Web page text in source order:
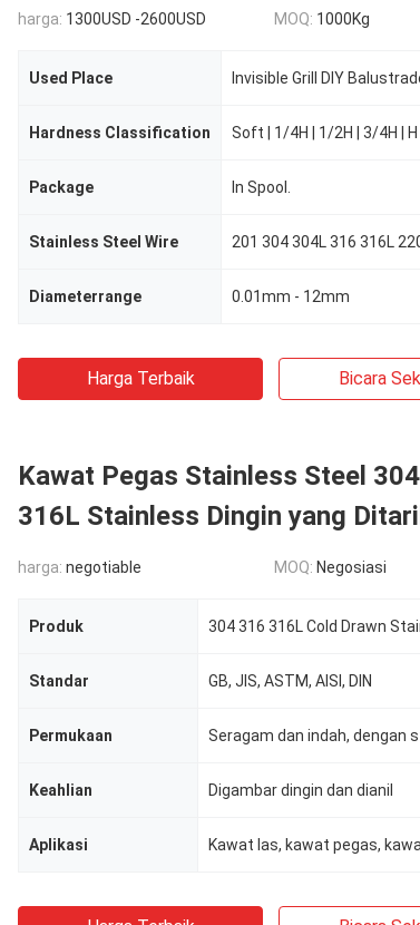
harga: 1300USD -2600USD MOQ: 1000Kg
Used Place Invisible Grill DIY
Hardness Classification Soft | 1/4H | 1/2H | 3/4H | H
Package In Spool.
Stainless Steel Wire
Diameterrange 0.01mm - 12mm
Harga Terbaik Bicara
Kawat Pegas Stainless Steel
316L Stainless Dingin yang
harga: negotiable MOQ: Negosiasi
Produk
Standar GB, JIS, ASTM, AISI, DIN
Permukaan
Keahlian Digambar dingin dan dianil
Aplikasi Kawat las, kawat pegas,